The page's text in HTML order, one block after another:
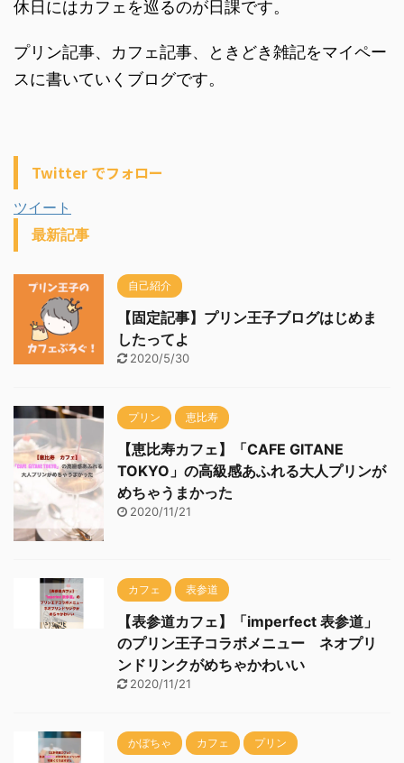
休日にはカフェを巡るのが日課です。
プリン記事、カフェ記事、ときどき雑記をマイペー
スに書いていくブログです。
Twitter でフォロー
ツイート
最新記事
自己紹介
【固定記事】プリン王子ブログはじめま
したってよ
2020/5/30
プリン 恵比寿
【恵比寿カフェ】「CAFE GITANE
TOKYO」の高級感あふれる大人プリンが
めちゃうまかった
2020/11/21
カフェ 表参道
【表参道カフェ】「imperfect 表参道」
のプリン王子コラボメニュー ネオプリ
ンドリンクがめちゃかわいい
2020/11/21
かぼちゃ カフェ プリン